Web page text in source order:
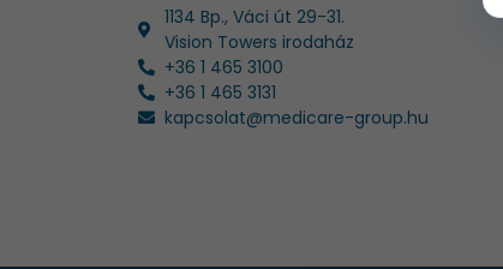
1134 Bp., Váci út 29-31.
Vision Towers irodaház
+36 1 465 3100
+36 1 465 3131
kapcsolat@medicare-group.hu